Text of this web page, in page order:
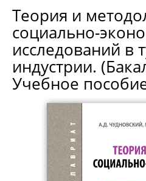
Теория и
социально-
исследований в
индустрии.
Учебное